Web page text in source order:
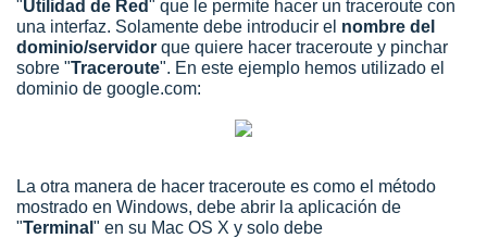
"Utilidad de Red" que le permite hacer un traceroute con
una interfaz. Solamente debe introducir el nombre del
dominio/servidor que quiere hacer traceroute y pinchar
sobre "Traceroute". En este ejemplo hemos utilizado el
dominio de google.com:
La otra manera de hacer traceroute es como el método
mostrado en Windows, debe abrir la aplicación de
"Terminal " en su Mac OS X y solo debe